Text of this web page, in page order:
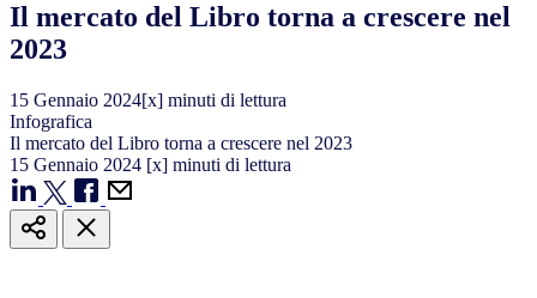
Il mercato del Libro torna a crescere nel
2023
15 Gennaio 2024[x] minuti di lettura
Infografica
Il mercato del Libro torna a crescere nel 2023
15 Gennaio 2024 [x] minuti di lettura